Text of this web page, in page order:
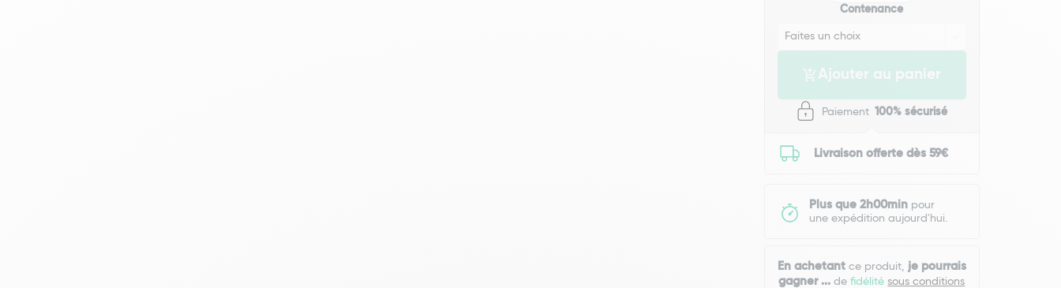
Contenance
Ajouter au panier
Paiement 100% sécurisé
Livraison offerte dès 59€
Plus que 2h00minpour
une expédition aujourd'hui.
En achetantce produit, je pourrais
gagner ... defidélitésous conditions